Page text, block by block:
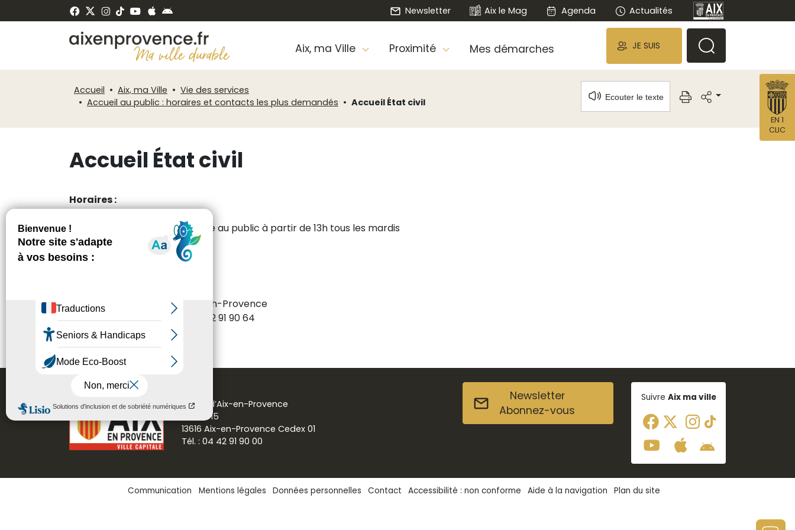
Newsletter Aix le Mag Agenda Actualités
Aix, ma Ville Proximité Mes démarches JE SUIS
Accueil Aix, ma Ville
Vie des services
Accueil au public : horaires et contacts les plus demandés
Accueil État civil Ecouter le texte
Accueil État civil
Horaires :
mardi de 8h à 13h - fermeture au public à partir de 13h tous les mardis
mercredi de 8h à 17h
jeudi de 8h à 17h
Place de l’Hôtel de Ville - Aix-en-Provence
Tél. : 04 42 91 90 00 - Fax : 04 42 91 90 64
Mairie d’Aix-en-Provence
CS 30715
13616 Aix-en-Provence Cedex 01
Tél. : 04 42 91 90 00
Newsletter
Abonnez-vous
Suivre Aix ma ville
Communication Mentions légales Données personnelles Contact Accessibilité : non conforme Aide à la navigation Plan du site
EN 1
CLIC
de
Panneau de gestion des cookies